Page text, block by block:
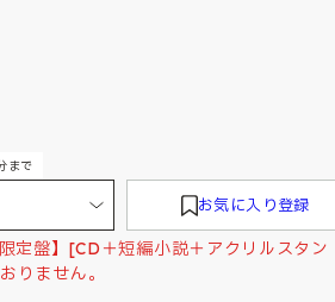
まで
お気に入り登録
定盤】[CD＋短編小説＋アクリルスタン
りません。